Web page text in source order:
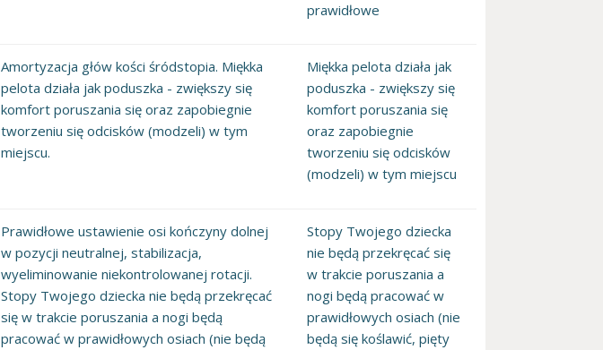
prawidłowe
Amortyzacja głów kości śródstopia. Miękka
pelota działa jak poduszka - zwiększy się
komfort poruszania się oraz zapobiegnie
tworzeniu się odcisków (modzeli) w tym
miejscu.
Miękka pelota działa jak
poduszka - zwiększy się
komfort poruszania się
oraz zapobiegnie
tworzeniu się odcisków
(modzeli) w tym miejscu
Prawidłowe ustawienie osi kończyny dolnej
w pozycji neutralnej, stabilizacja,
wyeliminowanie niekontrolowanej rotacji.
Stopy Twojego dziecka nie będą przekręcać
się w trakcie poruszania a nogi będą
pracować w prawidłowych osiach (nie będą
Stopy Twojego dziecka
nie będą przekręcać się
w trakcie poruszania a
nogi będą pracować w
prawidłowych osiach (nie
będą się koślawić, pięty